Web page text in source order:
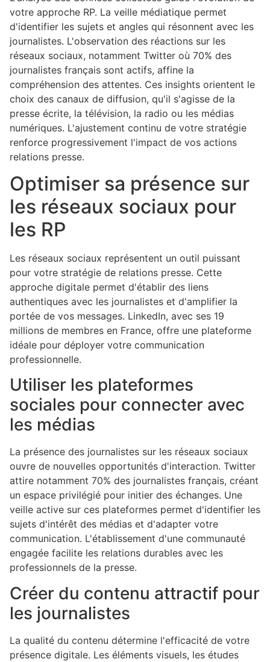
votre approche RP. La veille médiatique permet
d'identifier les sujets et angles qui résonnent avec les
journalistes. L'observation des réactions sur les
réseaux sociaux, notamment Twitter où 70% des
journalistes français sont actifs, affine la
compréhension des attentes. Ces insights orientent le
choix des canaux de diffusion, qu'il s'agisse de la
presse écrite, la télévision, la radio ou les médias
numériques. L'ajustement continu de votre stratégie
renforce progressivement l'impact de vos actions
relations presse.
Optimiser sa présence sur
les réseaux sociaux pour
les RP
Les réseaux sociaux représentent un outil puissant
pour votre stratégie de relations presse. Cette
approche digitale permet d'établir des liens
authentiques avec les journalistes et d'amplifier la
portée de vos messages. LinkedIn, avec ses 19
millions de membres en France, offre une plateforme
idéale pour déployer votre communication
professionnelle.
Utiliser les plateformes
sociales pour connecter avec
les médias
La présence des journalistes sur les réseaux sociaux
ouvre de nouvelles opportunités d'interaction. Twitter
attire notamment 70% des journalistes français, créant
un espace privilégié pour initier des échanges. Une
veille active sur ces plateformes permet d'identifier les
sujets d'intérêt des médias et d'adapter votre
communication. L'établissement d'une communauté
engagée facilite les relations durables avec les
professionnels de la presse.
Créer du contenu attractif pour
les journalistes
La qualité du contenu détermine l'efficacité de votre
présence digitale. Les éléments visuels, les études